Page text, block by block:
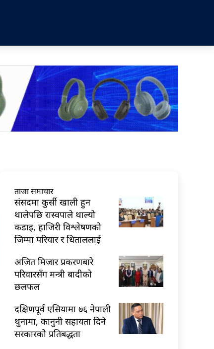
ताजा समाचार
संसदमा कुर्सी खाली हुन
थालेपछि रास्वपाले थाल्यो
कडाइ, हाजिरी विश्लेषणको
जिम्मा परियार र धिताललाई
अजित मिजार प्रकरणबारे
परिवारसँग मन्त्री बादीको
छलफल
दक्षिणपूर्व एसियामा ७६ नेपाली
थुनामा, कानुनी सहायता दिने
सरकारको प्रतिबद्धता